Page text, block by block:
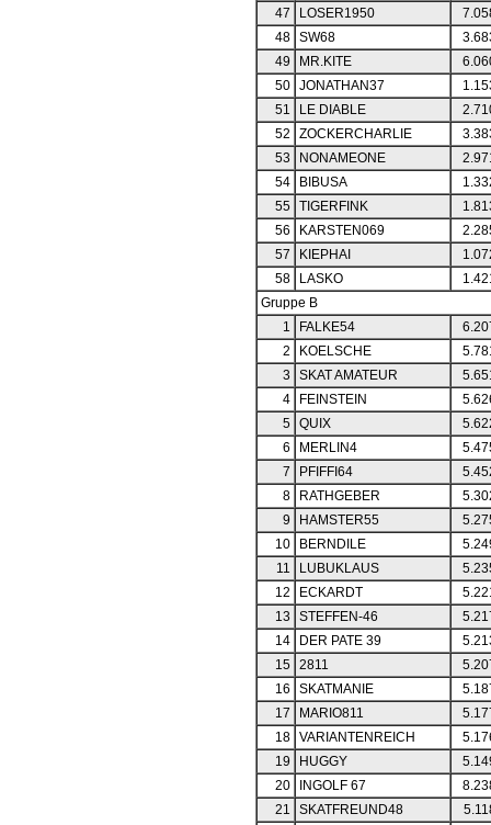
47
LOSER1950
48
SW68
49
MR.KITE
50
JONATHAN37
51
LE DIABLE
52
ZOCKERCHARLIE
53
NONAMEONE
54
BIBUSA
55
TIGERFINK
56
KARSTEN069
57
KIEPHAI
58
LASKO
Gruppe B
1
FALKE54
2
KOELSCHE
3
SKAT AMATEUR
4
FEINSTEIN
5
QUIX
6
MERLIN4
7
PFIFFI64
8
RATHGEBER
9
HAMSTER55
10
BERNDILE
11
LUBUKLAUS
12
ECKARDT
13
STEFFEN-46
14
DER PATE 39
15
2811
16
SKATMANIE
17
MARIO811
18
VARIANTENREICH
19
HUGGY
20
INGOLF 67
21
SKATFREUND48